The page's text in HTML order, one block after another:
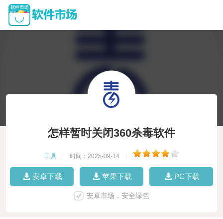
怎样暂时关闭360杀毒软件
工具 时间：2025-09-14
安卓下载 苹果下载 PC下载
安卓市场，安全绿色